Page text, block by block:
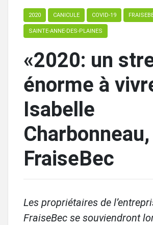
2020 CANICULE COVID-19
SAINTE-ANNE-DES-PLAINES
«2020: un
énorme à
Isabelle
FraiseBec
Les propriétaires de
FraiseBec se souviendront